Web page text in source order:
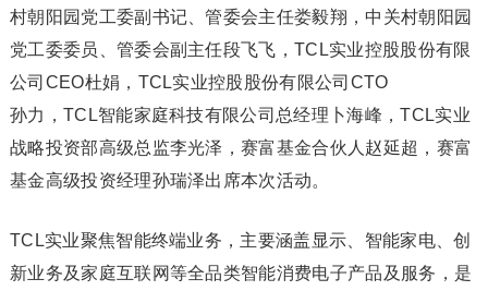
村朝阳园党工委副书记、管委会主任娄毅翔，中关村朝阳园
党工委委员、管委会副主任段飞飞，TCL实业控股股份有限
公司CEO杜娟，TCL实业控股股份有限公司CTO
孙力，TCL智能家庭科技有限公司总经理卜海峰，TCL实业
战略投资部高级总监李光泽，赛富基金合伙人赵延超，赛富
基金高级投资经理孙瑞泽出席本次活动。
TCL实业聚焦智能终端业务，主要涵盖显示、智能家电、创
新业务及家庭互联网等全品类智能消费电子产品及服务，是